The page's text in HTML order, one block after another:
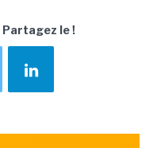
Partagez le !